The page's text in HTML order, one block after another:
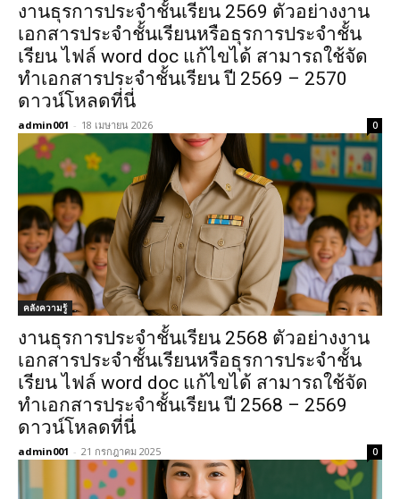
งานธุรการประจำชั้นเรียน 2569 ตัวอย่างงาน
เอกสารประจำชั้นเรียนหรือธุรการประจำชั้น
เรียน ไฟล์ word doc แก้ไขได้ สามารถใช้จัด
ทำเอกสารประจำชั้นเรียน ปี 2569 – 2570
ดาวน์โหลดที่นี่
admin001 - 18 เมษายน 2026 0
คลังความรู้
งานธุรการประจำชั้นเรียน 2568 ตัวอย่างงาน
เอกสารประจำชั้นเรียนหรือธุรการประจำชั้น
เรียน ไฟล์ word doc แก้ไขได้ สามารถใช้จัด
ทำเอกสารประจำชั้นเรียน ปี 2568 – 2569
ดาวน์โหลดที่นี่
admin001 - 21 กรกฎาคม 2025 0